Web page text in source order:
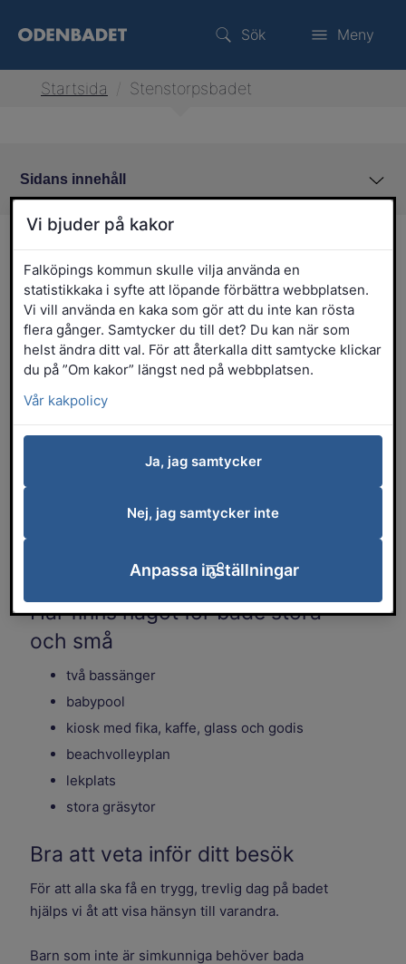
Sök Meny
Startsida Stenstorpsbadet
Sidans innehåll
Stenstorpsbadet
Välkommen till Stenstorpsbadet, ett
Öppet 13 juni – 16 augusti 2026
Här finns något för både stora
och små
två bassänger
babypool
kiosk med fika, kaffe, glass och godis
beachvolleyplan
lekplats
stora gräsytor
Bra att veta inför ditt besök
För att alla ska få en trygg, trevlig dag på badet
hjälps vi åt att visa hänsyn till varandra.
Barn som inte är simkunniga behöver bada
Vi bjuder på kakor
Falköpings kommun skulle vilja använda en
statistikkaka i syfte att löpande förbättra webbplatsen.
Vi vill använda en kaka som gör att du inte kan rösta
flera gånger. Samtycker du till det? Du kan när som
helst ändra ditt val. För att återkalla ditt samtycke klickar
du på ”Om kakor” längst ned på webbplatsen.
Vår kakpolicy
Ja, jag samtycker
Nej, jag samtycker inte
Anpassa inställningar